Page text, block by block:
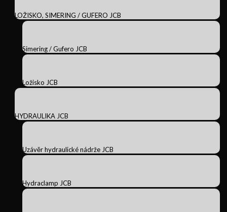
LOŽISKO, SIMERING / GUFERO JCB
Simering / Gufero JCB
Ložisko JCB
HYDRAULIKA JCB
Uzávěr hydraulické nádrže JCB
Hydraclamp JCB